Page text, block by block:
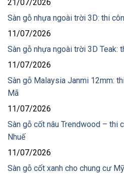
21/07/2026
Sàn gỗ nhựa ngoài trời 3D: thi
11/07/2026
Sàn gỗ nhựa ngoài trời 3D Teak:
11/07/2026
Sàn gỗ Malaysia Janmi 12mm:
Mã
11/07/2026
Sàn gỗ cốt nâu Trendwood – thi
Nhuế
11/07/2026
Sàn gỗ cốt xanh cho chung cư